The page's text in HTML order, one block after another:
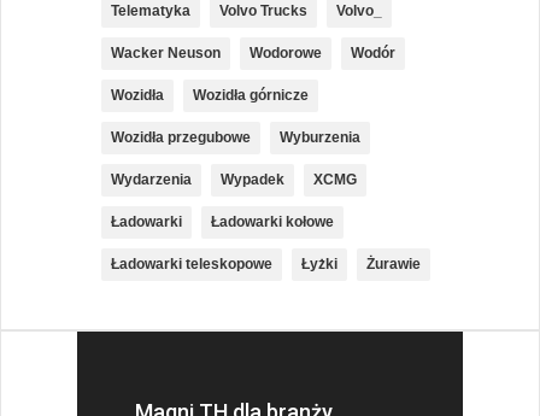
Telematyka Volvo Trucks Volvo_
Wacker Neuson Wodorowe Wodór
Wozidła Wozidła górnicze
Wozidła przegubowe Wyburzenia
Wydarzenia Wypadek XCMG
Ładowarki Ładowarki kołowe
Ładowarki teleskopowe Łyżki Żurawie